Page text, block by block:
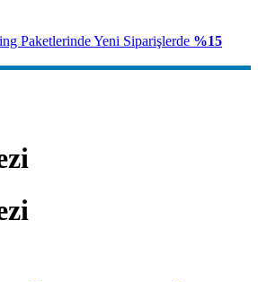
Paketlerinde Yeni Siparişlerde %15